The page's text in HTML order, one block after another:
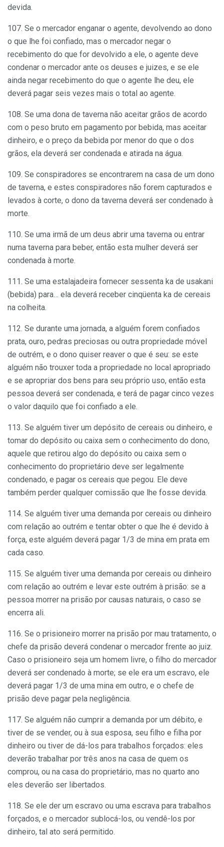
devida.
107. Se o mercador enganar o agente, devolvendo ao dono
o que lhe foi confiado, mas o mercador negar o
recebimento do que for devolvido a ele, o agente deve
condenar o mercador ante os deuses e juizes, e se ele
ainda negar recebimento do que o agente lhe deu, ele
deverá pagar seis vezes mais o total ao agente.
108. Se uma dona de taverna não aceitar grãos de acordo
com o peso bruto em pagamento por bebida, mas aceitar
dinheiro, e o preço da bebida por menor do que o dos
grãos, ela deverá ser condenada e atirada na água.
109. Se conspiradores se encontrarem na casa de um dono
de taverna, e estes conspiradores não forem capturados e
levados à corte, o dono da taverna deverá ser condenado à
morte.
110. Se uma irmã de um deus abrir uma taverna ou entrar
numa taverna para beber, então esta mulher deverá ser
condenada à morte.
111. Se uma estalajadeira fornecer sessenta ka de usakani
(bebida) para… ela deverá receber cinqüenta ka de cereais
na colheita.
112. Se durante uma jornada, a alguém forem confiados
prata, ouro, pedras preciosas ou outra propriedade móvel
de outrém, e o dono quiser reaver o que é seu: se este
alguém não trouxer toda a propriedade no local apropriado
e se apropriar dos bens para seu próprio uso, então esta
pessoa deverá ser condenada, e terá de pagar cinco vezes
o valor daquilo que foi confiado a ele.
113. Se alguém tiver um depósito de cereais ou dinheiro, e
tomar do depósito ou caixa sem o conhecimento do dono,
aquele que retirou algo do depósito ou caixa sem o
conhecimento do proprietário deve ser legalmente
condenado, e pagar os cereais que pegou. Ele deve
também perder qualquer comissão que lhe fosse devida.
114. Se alguém tiver uma demanda por cereais ou dinheiro
com relação ao outrém e tentar obter o que lhe é devido à
força, este alguém deverá pagar 1/3 de mina em prata em
cada caso.
115. Se alguém tiver uma demanda por cereais ou dinheiro
com relação ao outrém e levar este outrém à prisão: se a
pessoa morrer na prisão por causas naturais, o caso se
encerra ali.
116. Se o prisioneiro morrer na prisão por mau tratamento, o
chefe da prisão deverá condenar o mercador frente ao juiz.
Caso o prisioneiro seja um homem livre, o filho do mercador
deverá ser condenado à morte; se ele era um escravo, ele
deverá pagar 1/3 de uma mina em outro, e o chefe de
prisão deve pagar pela negligência.
117. Se alguém não cumprir a demanda por um débito, e
tiver de se vender, ou à sua esposa, seu filho e filha por
dinheiro ou tiver de dá-los para trabalhos forçados: eles
deverão trabalhar por três anos na casa de quem os
comprou, ou na casa do proprietário, mas no quarto ano
eles deverão ser libertados.
118. Se ele der um escravo ou uma escrava para trabalhos
forçados, e o mercador sublocá-los, ou vendê-los por
dinheiro, tal ato será permitido.